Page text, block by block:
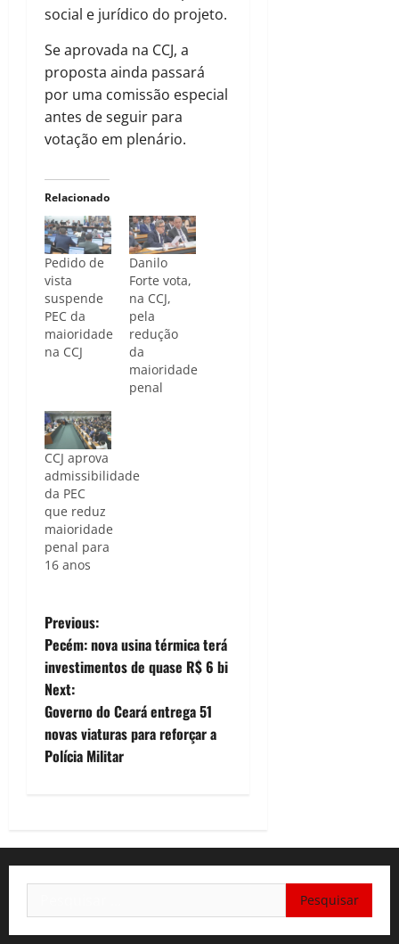
social e jurídico do projeto.
Se aprovada na CCJ, a
proposta ainda passará
por uma comissão especial
antes de seguir para
votação em plenário.
Relacionado
Pedido de
vista
suspende
PEC da
maioridade
na CCJ
Danilo
Forte vota,
na CCJ,
pela
redução
da
maioridade
penal
CCJ aprova
admissibilidade
da PEC
que reduz
maioridade
penal para
16 anos
P
o
s
t
v
i
g
Previous:
Pecém: nova usina térmica terá
investimentos de quase R$ 6 bi
Next:
Governo do Ceará entrega 51
novas viaturas para reforçar a
Polícia Militar
por: